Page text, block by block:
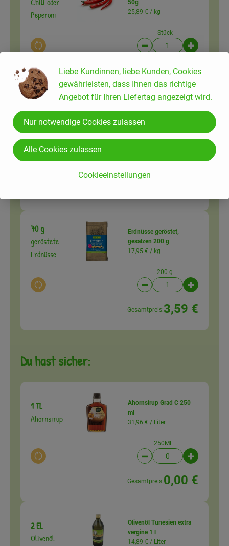
Peperoni
Auswahl ändern
50g
25,89 € / kg
Stück
Artikelanzahl
Gesamtpreis:ca. 1,29 €
Koriander
2,89 € /
70 g
geröstete
Erdnüsse
Auswahl ändern
Erdnüsse geröstet,
gesalzen 200 g
17,95 € / kg
200 g
Artikelanzahl
Gesamtpreis:3,59 €
Du hast sicher:
1 TL
Ahornsirup
Auswahl ändern
Ahornsirup Grad C 250
ml
31,96 € / Liter
250ML
Artikelanzahl
Gesamtpreis:0,00 €
2 EL
Olivenöl
Olivenöl Tunesien extra
vergine 1 l
14,89 € / Liter
Liebe Kundinnen, liebe Kunden, Cookies
gewährleisten, dass Ihnen das richtige
Angebot für Ihren Liefertag angezeigt wird.
Cookieeinstellungen
Nur notwendige Cookies zulassen
Alle Cookies zulassen